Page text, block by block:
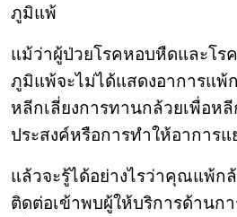
ภูมิแพ้
แม้ว่าผู้ป่วยโรคหอบหืดและโร
ภูมิแพ้จะไม่ได้แสดงอาการแพ้
หลีกเลี่ยงการทานกล้วยเพื่อหลี
ประสงค์หรือการทำให้อาการแ
แล้วจะรู้ได้อย่างไรว่าคุณแพ้ก
ติดต่อเข้าพบผู้ให้บริการด้าน